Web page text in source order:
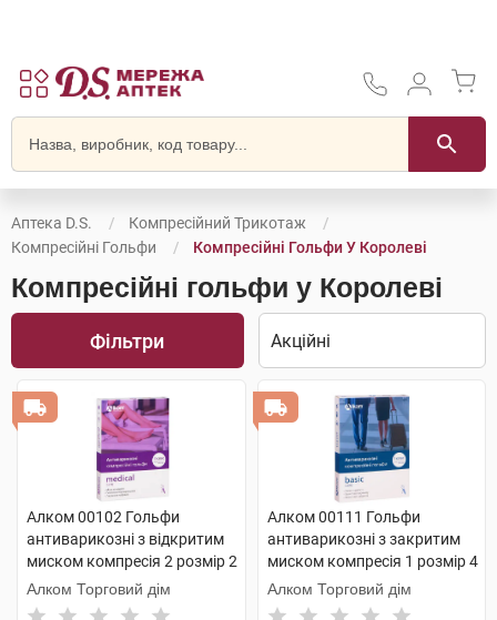
Аптека D.S.
Компресійний Трикотаж
Компресійні Гольфи
Компресійні Гольфи У Королеві
Компресійні гольфи у Королеві
Фільтри
Алком 00102 Гольфи
антиварикозні з відкритим
миском компресія 2 розмір 2
бежевий 1 пара
Алком Торговий дім
Алком 00111 Гольфи
антиварикозні з закритим
миском компресія 1 розмір 4
бежевий 1 пара
Алком Торговий дім